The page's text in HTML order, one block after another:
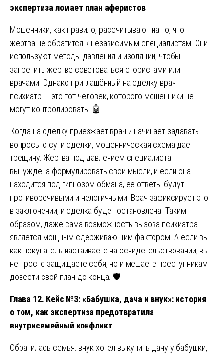
экспертиза ломает план аферистов
Мошенники, как правило, рассчитывают на то, что
жертва не обратится к независимым специалистам. Они
используют методы давления и изоляции, чтобы
запретить жертве советоваться с юристами или
врачами. Однако приглашённый на сделку врач-
психиатр — это тот человек, которого мошенники не
могут контролировать. 🤖
Когда на сделку приезжает врач и начинает задавать
вопросы о сути сделки, мошенническая схема даёт
трещину. Жертва под давлением специалиста
вынуждена формулировать свои мысли, и если она
находится под гипнозом обмана, её ответы будут
противоречивыми и нелогичными. Врач зафиксирует это
в заключении, и сделка будет остановлена. Таким
образом, даже сама возможность вызова психиатра
является мощным сдерживающим фактором. А если вы
как покупатель настаиваете на освидетельствовании, вы
не просто защищаете себя, но и мешаете преступникам
довести свой план до конца. 🛡️
Глава 12. Кейс №3: «Бабушка, дача и внук»: история
о том, как экспертиза предотвратила
внутрисемейный конфликт
Обратилась семья: внук хотел выкупить дачу у бабушки,